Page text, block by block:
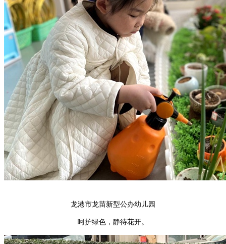
龙港市龙苗新型公办幼儿园
呵护绿色，静待花开。